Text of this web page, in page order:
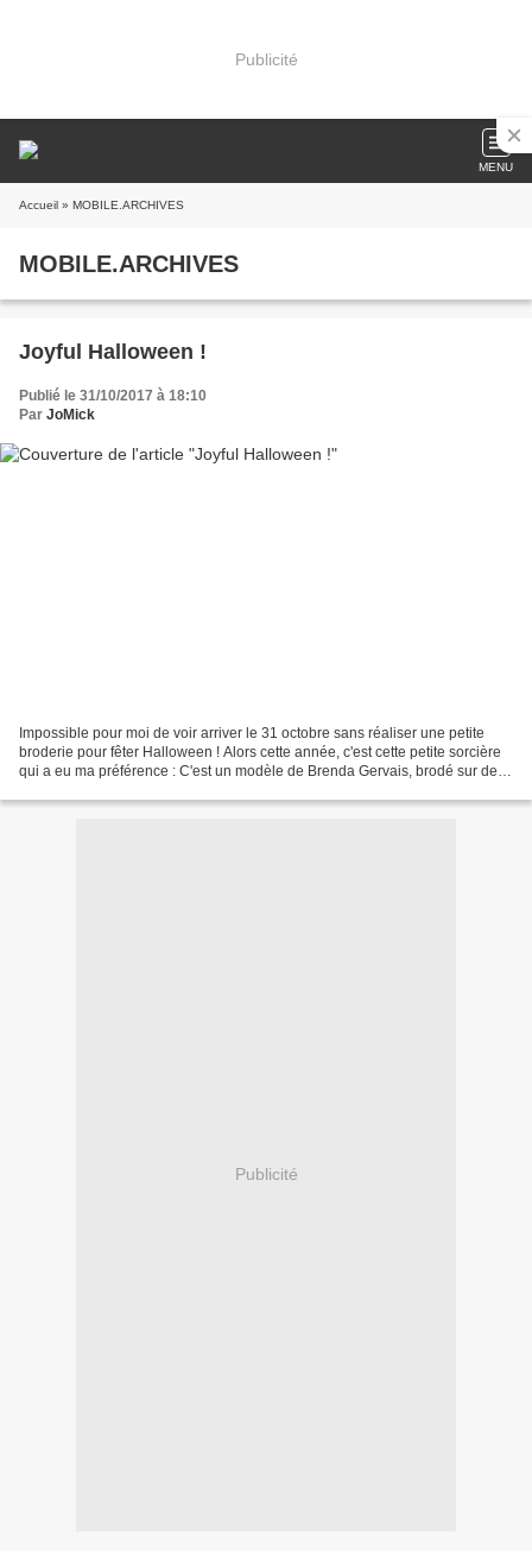
Publicité
MENU
Accueil » MOBILE.ARCHIVES
MOBILE.ARCHIVES
Joyful Halloween !
Publié le 31/10/2017 à 18:10
Par JoMick
Impossible pour moi de voir arriver le 31 octobre sans réaliser une petite
broderie pour fêter Halloween ! Alors cette année, c'est cette petite sorcière
qui a eu ma préférence : C'est un modèle de Brenda Gervais, brodé sur de la
Publicité